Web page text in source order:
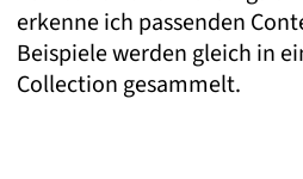
erkenne ich passenden
Beispiele werden gleich in
Collection gesammelt.